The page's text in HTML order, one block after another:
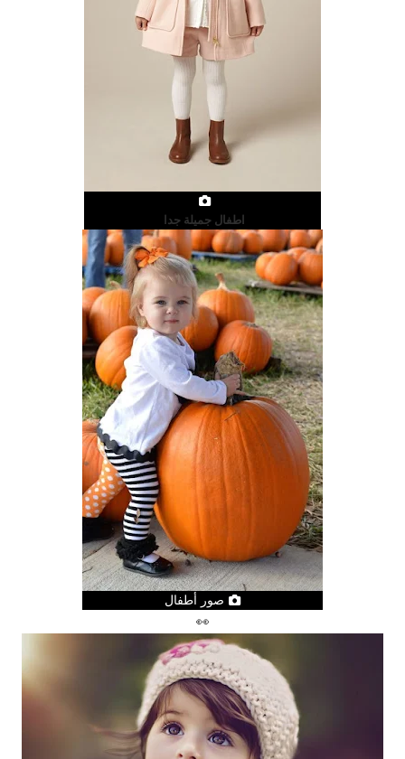
اطفال جميلة جدا
صور أطفال
👀